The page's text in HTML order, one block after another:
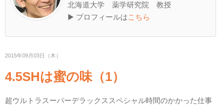
北海道大学 薬学研究院 教授
▶ プロフィールはこちら
2015年09月03日（木）
4.5SHは蜜の味（1）
超ウルトラスーパーデラックススペシャル時間のかかった仕事